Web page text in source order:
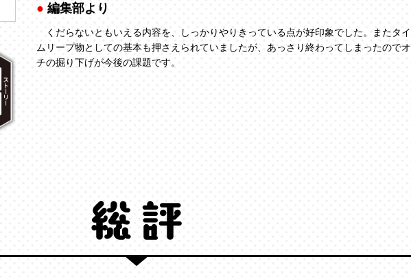
編集部より
くだらないともいえる内容を、しっかりやりきっている点が好印象でした。またタイ
ムリープ物としての基本も押さえられていましたが、あっさり終わってしまったのでオ
チの掘り下げが今後の課題です。